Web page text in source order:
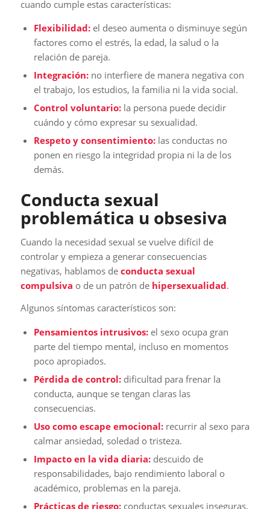
cuando cumple estas características:
Flexibilidad:el deseo aumenta o disminuye según
factores como el estrés, la edad, la salud o la
relación de pareja.
Integración:no interfiere de manera negativa con
el trabajo, los estudios, la familia ni la vida social.
Control voluntario:la persona puede decidir
cuándo y cómo expresar su sexualidad.
Respeto y consentimiento:las conductas no
ponen en riesgo la integridad propia ni la de los
demás.
Conducta sexual
problemática u obsesiva
Cuando la necesidad sexual se vuelve difícil de
controlar y empieza a generar consecuencias
negativas, hablamos de conducta sexual
compulsiva o de un patrón de hipersexualidad.
Algunos síntomas característicos son:
Pensamientos intrusivos:el sexo ocupa gran
parte del tiempo mental, incluso en momentos
poco apropiados.
Pérdida de control:dificultad para frenar la
conducta, aunque se tengan claras las
consecuencias.
Uso como escape emocional:recurrir al sexo para
calmar ansiedad, soledad o tristeza.
Impacto en la vida diaria:descuido de
responsabilidades, bajo rendimiento laboral o
académico, problemas en la pareja.
Prácticas de riesgo:conductas sexuales inseguras,